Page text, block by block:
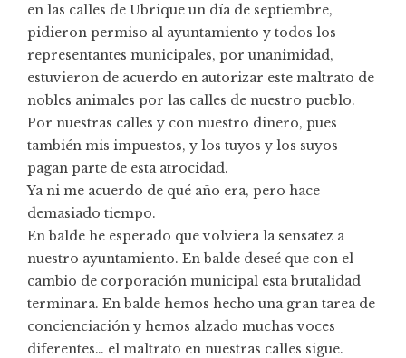
en las calles de Ubrique un día de septiembre,
pidieron permiso al ayuntamiento y todos los
representantes municipales, por unanimidad,
estuvieron de acuerdo en autorizar este maltrato de
nobles animales por las calles de nuestro pueblo.
Por nuestras calles y con nuestro dinero, pues
también mis impuestos, y los tuyos y los suyos
pagan parte de esta atrocidad.
Ya ni me acuerdo de qué año era, pero hace
demasiado tiempo.
En balde he esperado que volviera la sensatez a
nuestro ayuntamiento. En balde deseé que con el
cambio de corporación municipal esta brutalidad
terminara. En balde hemos hecho una gran tarea de
concienciación y hemos alzado muchas voces
diferentes… el maltrato en nuestras calles sigue.